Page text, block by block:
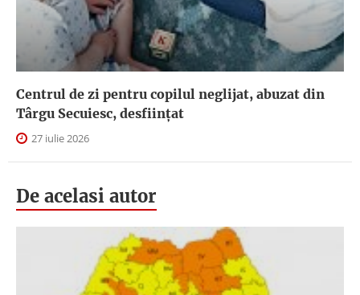
Centrul de zi pentru copilul neglijat, abuzat din
Târgu Secuiesc, desfiinţat
27 iulie 2026
De acelasi autor